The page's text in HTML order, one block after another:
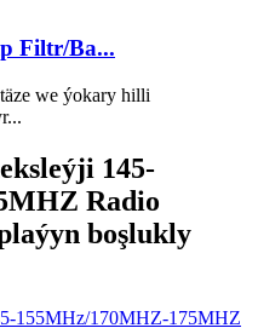
Filtr/Ba...
we ýokary hilli
145-
Radio
boşlukly